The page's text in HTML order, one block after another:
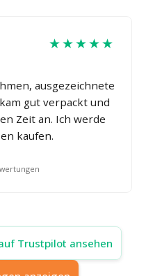
★★★★★
ausgezeichnete
gut verpackt und
Zeit an. Ich werde
kaufen.
Trustpilot ansehen